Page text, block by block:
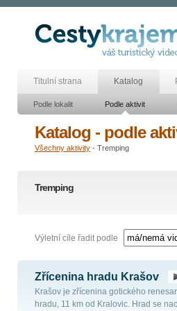
Titulní strana Katalog
Podle lokalit Podle aktivit
Katalog - podle
Všechny aktivity - Tremping
Tremping
Výletní cíle řadit podle
Zřícenina hradu Krašov
Krašov je zřícenina gotického
hradu, 11 km od Kralovic. Hrad se